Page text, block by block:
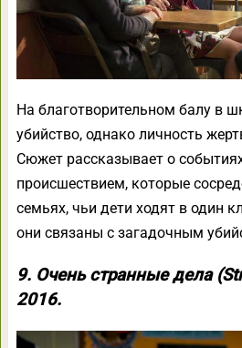
На благотворительном балу в
убийство, однако личность
Сюжет рассказывает о
происшествием, которые
семьях, чьи дети ходят в один
они связаны с загадочным
9. Очень странные дела
2016.